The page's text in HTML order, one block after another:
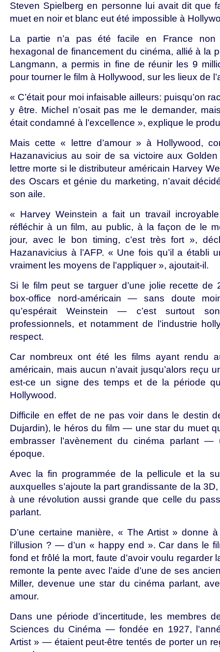
Steven Spielberg en personne lui avait dit que
muet en noir et blanc eut été impossible à
La partie n’a pas été facile en France
hexagonal de financement du cinéma, allié à la
Langmann, a permis in fine de réunir les 9
pour tourner le film à Hollywood, sur les lieux de
« C’était pour moi infaisable ailleurs: puisqu’on
y être. Michel n’osait pas me le demander,
était condamné à l’excellence », explique le
Mais cette « lettre d’amour » à Hollywood,
Hazanavicius au soir de sa victoire aux
lettre morte si le distributeur américain Harvey
des Oscars et génie du marketing, n’avait
son aile.
« Harvey Weinstein a fait un travail
réfléchir à un film, au public, à la façon de le
jour, avec le bon timing, c’est très fort »,
Hazanavicius à l’AFP. « Une fois qu’il a établi
vraiment les moyens de l’appliquer », ajoutait-il.
Si le film peut se targuer d’une jolie recette de
box-office nord-américain — sans doute
qu’espérait Weinstein — c’est surtout
professionnels, et notamment de l’industrie
respect.
Car nombreux ont été les films ayant rendu
américain, mais aucun n’avait jusqu’alors reçu
est-ce un signe des temps et de la période
Hollywood.
Difficile en effet de ne pas voir dans le destin
Dujardin), le héros du film — une star du muet
embrasser l’avènement du cinéma parlant
époque.
Avec la fin programmée de la pellicule et la
auxquelles s’ajoute la part grandissante de la
à une révolution aussi grande que celle du
parlant.
D’une certaine manière, « The Artist » donne
l’illusion ? — d’un « happy end ». Car dans le
fond et frôlé la mort, faute d’avoir voulu regarder
remonte la pente avec l’aide d’une de ses
Miller, devenue une star du cinéma parlant,
amour.
Dans une période d’incertitude, les membres
Sciences du Cinéma — fondée en 1927,
Artist » — étaient peut-être tentés de porter un